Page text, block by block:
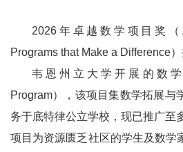
2026年卓越数学项目奖（
Programs that Make a Difference）
韦恩州立大学开展的数学
Program），该项目集数学拓展与
务于底特律公立学校，现已推广至
项目为资源匮乏社区的学生及数学